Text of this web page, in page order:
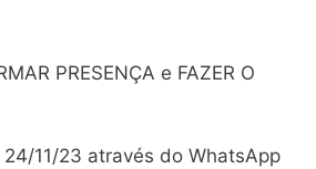
PRESENÇA e FAZER O
11/23 através do WhatsApp